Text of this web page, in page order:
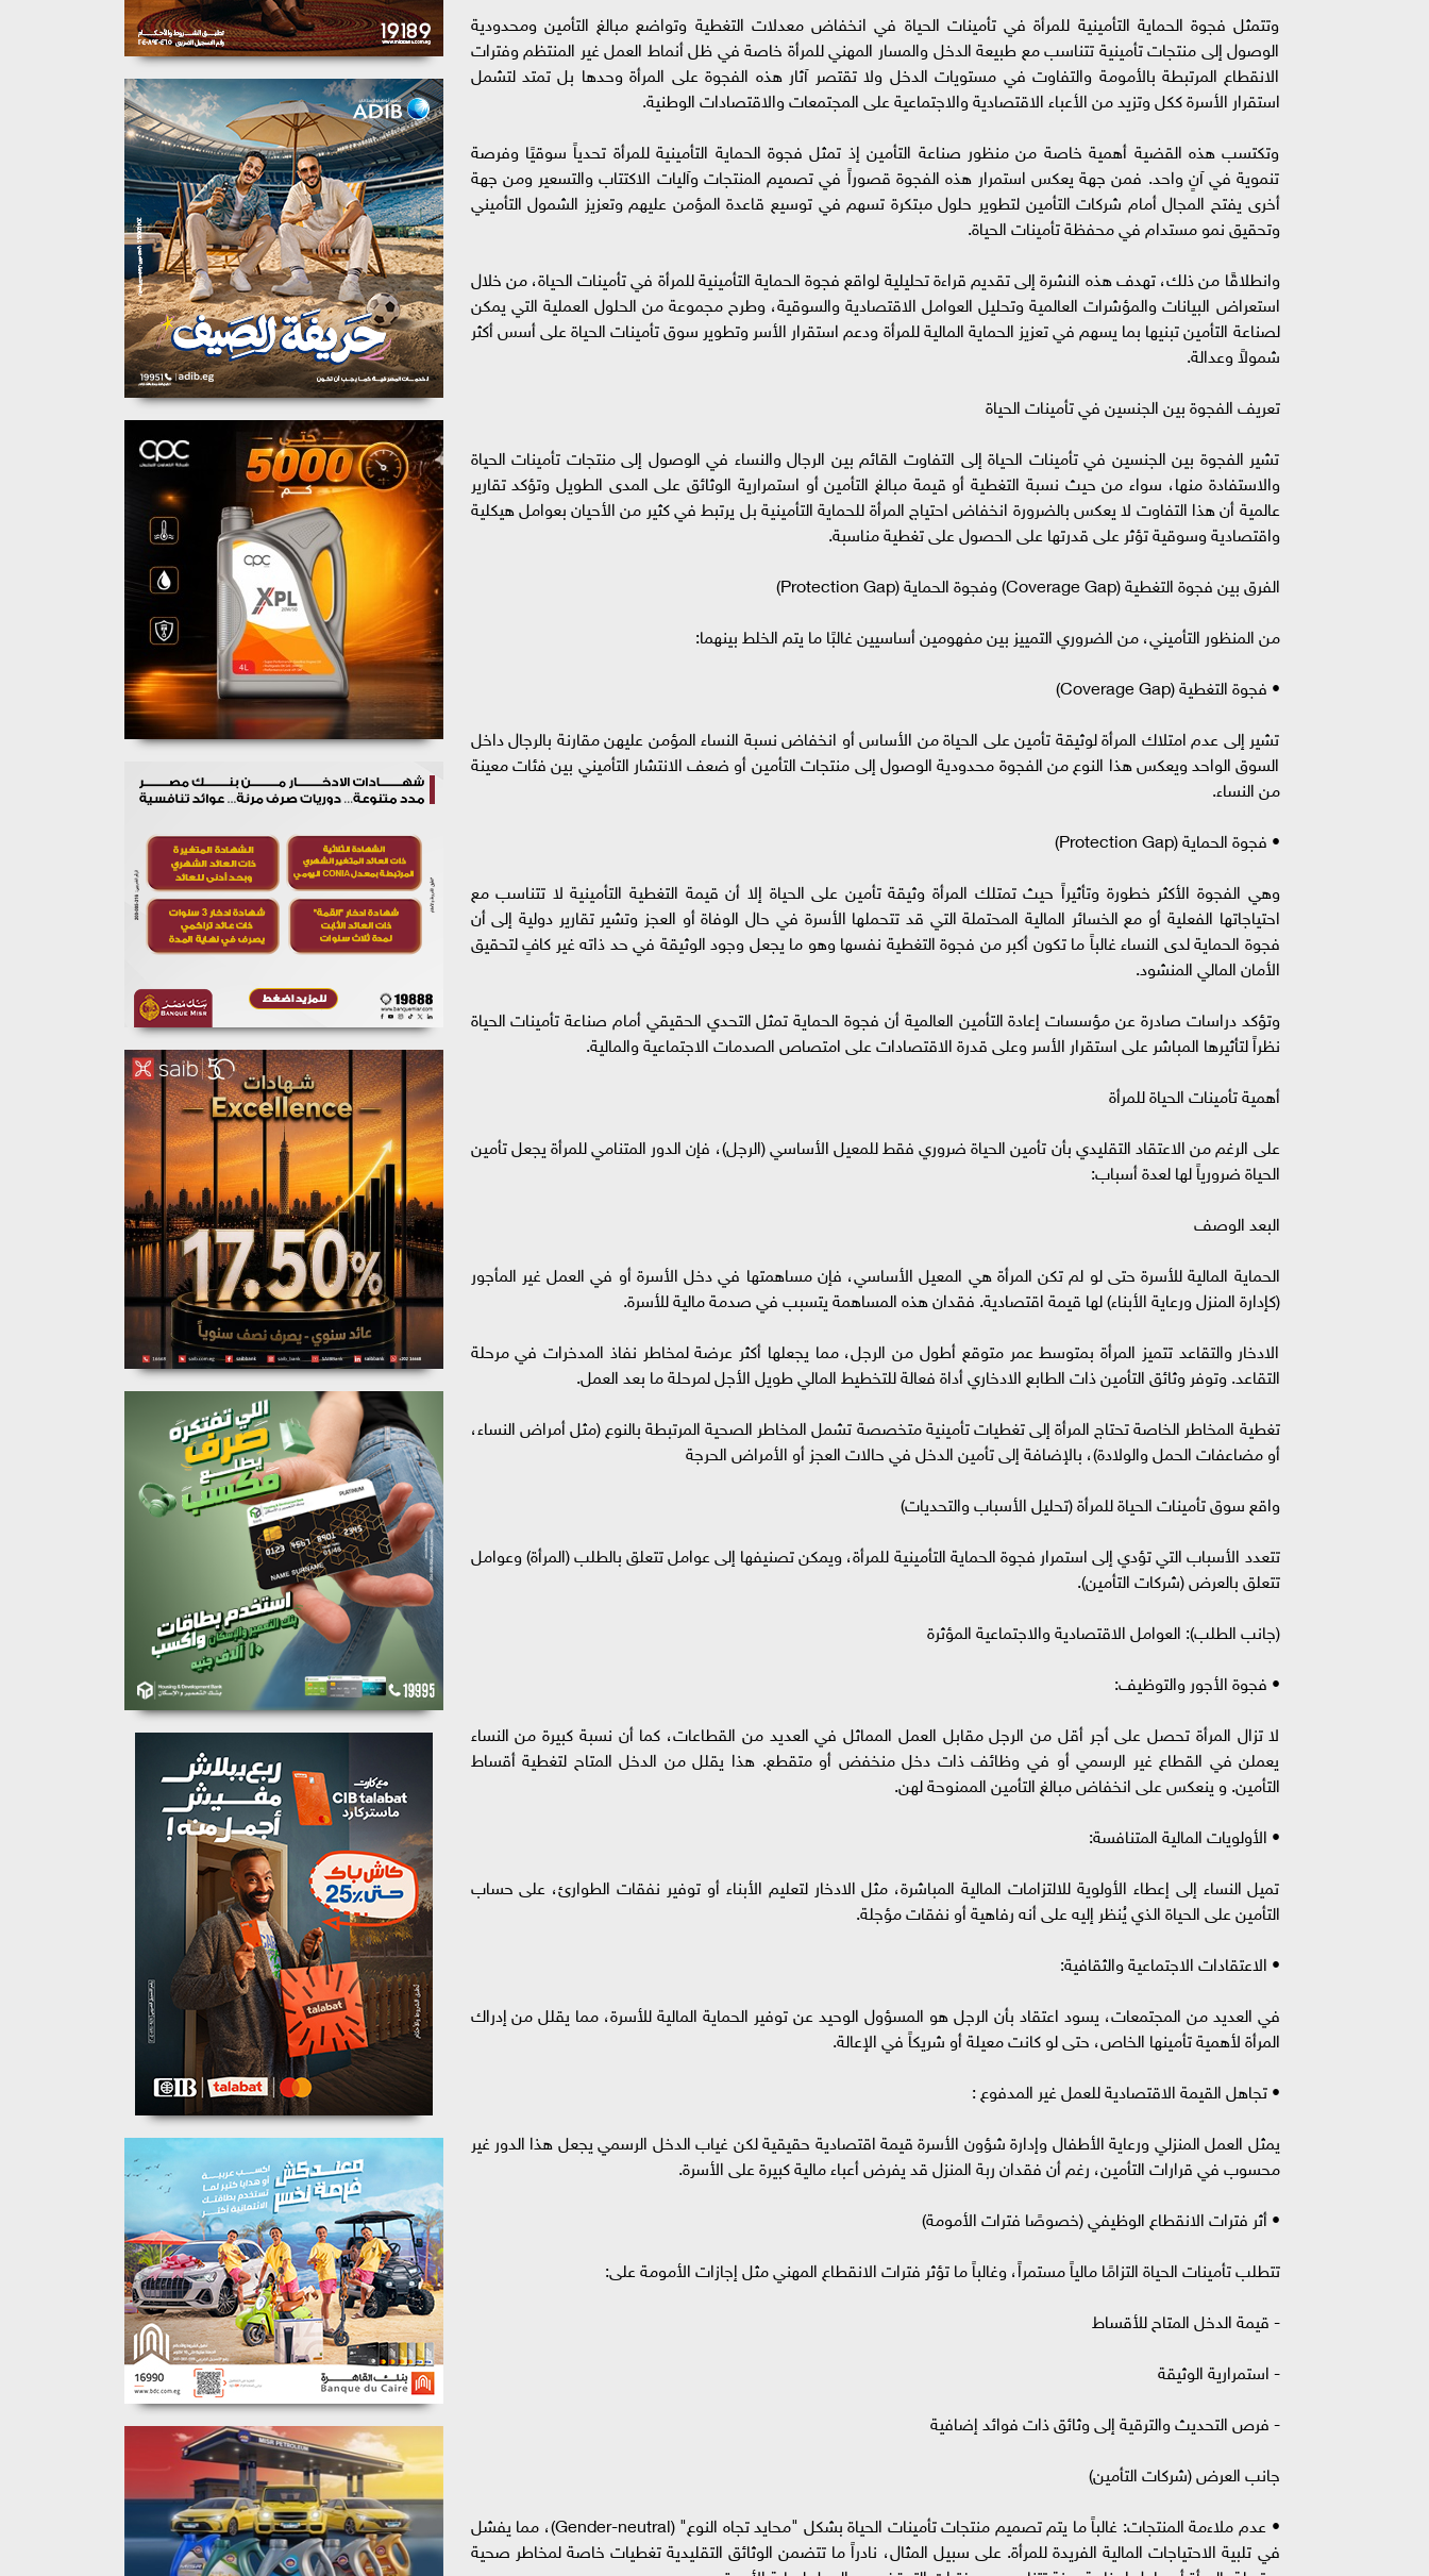
وتتمثل فجوة الحماية التأمينية للمرأة في تأمينات الحياة في انخفاض معدلات التغطية وتواضع مبالغ التأمين ومحدودية
الوصول إلى منتجات تأمينية تتناسب مع طبيعة الدخل والمسار المهني للمرأة خاصة في ظل أنماط العمل غير المنتظم وفترات
الانقطاع المرتبطة بالأمومة والتفاوت في مستويات الدخل ولا تقتصر آثار هذه الفجوة على المرأة وحدها بل تمتد لتشمل
استقرار الأسرة ككل وتزيد من الأعباء الاقتصادية والاجتماعية على المجتمعات والاقتصادات الوطنية.
وتكتسب هذه القضية أهمية خاصة من منظور صناعة التأمين إذ تمثل فجوة الحماية التأمينية للمرأة تحدياً سوقيًا وفرصة
تنموية في آنٍ واحد. فمن جهة يعكس استمرار هذه الفجوة قصوراً في تصميم المنتجات وآليات الاكتتاب والتسعير ومن جهة
أخرى يفتح المجال أمام شركات التأمين لتطوير حلول مبتكرة تسهم في توسيع قاعدة المؤمن عليهم وتعزيز الشمول التأميني
وتحقيق نمو مستدام في محفظة تأمينات الحياة.
وانطلاقًا من ذلك، تهدف هذه النشرة إلى تقديم قراءة تحليلية لواقع فجوة الحماية التأمينية للمرأة في تأمينات الحياة، من خلال
استعراض البيانات والمؤشرات العالمية وتحليل العوامل الاقتصادية والسوقية، وطرح مجموعة من الحلول العملية التي يمكن
لصناعة التأمين تبنيها بما يسهم في تعزيز الحماية المالية للمرأة ودعم استقرار الأسر وتطوير سوق تأمينات الحياة على أسس أكثر
شمولاً وعدالة.
تعريف الفجوة بين الجنسين في تأمينات الحياة
تشير الفجوة بين الجنسين في تأمينات الحياة إلى التفاوت القائم بين الرجال والنساء في الوصول إلى منتجات تأمينات الحياة
والاستفادة منها، سواء من حيث نسبة التغطية أو قيمة مبالغ التأمين أو استمرارية الوثائق على المدى الطويل وتؤكد تقارير
عالمية أن هذا التفاوت لا يعكس بالضرورة انخفاض احتياج المرأة للحماية التأمينية بل يرتبط في كثير من الأحيان بعوامل هيكلية
واقتصادية وسوقية تؤثر على قدرتها على الحصول على تغطية مناسبة.
الفرق بين فجوة التغطية (Coverage Gap) وفجوة الحماية (Protection Gap)
من المنظور التأميني، من الضروري التمييز بين مفهومين أساسيين غالبًا ما يتم الخلط بينهما:
• فجوة التغطية (Coverage Gap)
تشير إلى عدم امتلاك المرأة لوثيقة تأمين على الحياة من الأساس أو انخفاض نسبة النساء المؤمن عليهن مقارنة بالرجال داخل
السوق الواحد ويعكس هذا النوع من الفجوة محدودية الوصول إلى منتجات التأمين أو ضعف الانتشار التأميني بين فئات معينة
من النساء.
• فجوة الحماية (Protection Gap)
وهي الفجوة الأكثر خطورة وتأثيراً حيث تمتلك المرأة وثيقة تأمين على الحياة إلا أن قيمة التغطية التأمينية لا تتناسب مع
احتياجاتها الفعلية أو مع الخسائر المالية المحتملة التي قد تتحملها الأسرة في حال الوفاة أو العجز وتشير تقارير دولية إلى أن
فجوة الحماية لدى النساء غالباً ما تكون أكبر من فجوة التغطية نفسها وهو ما يجعل وجود الوثيقة في حد ذاته غير كافٍ لتحقيق
الأمان المالي المنشود.
وتؤكد دراسات صادرة عن مؤسسات إعادة التأمين العالمية أن فجوة الحماية تمثل التحدي الحقيقي أمام صناعة تأمينات الحياة
نظراً لتأثيرها المباشر على استقرار الأسر وعلى قدرة الاقتصادات على امتصاص الصدمات الاجتماعية والمالية.
أهمية تأمينات الحياة للمرأة
على الرغم من الاعتقاد التقليدي بأن تأمين الحياة ضروري فقط للمعيل الأساسي (الرجل)، فإن الدور المتنامي للمرأة يجعل تأمين
الحياة ضرورياً لها لعدة أسباب:
البعد الوصف
الحماية المالية للأسرة حتى لو لم تكن المرأة هي المعيل الأساسي، فإن مساهمتها في دخل الأسرة أو في العمل غير المأجور
(كإدارة المنزل ورعاية الأبناء) لها قيمة اقتصادية. فقدان هذه المساهمة يتسبب في صدمة مالية للأسرة.
الادخار والتقاعد تتميز المرأة بمتوسط عمر متوقع أطول من الرجل، مما يجعلها أكثر عرضة لمخاطر نفاذ المدخرات في مرحلة
التقاعد. وتوفر وثائق التأمين ذات الطابع الادخاري أداة فعالة للتخطيط المالي طويل الأجل لمرحلة ما بعد العمل.
تغطية المخاطر الخاصة تحتاج المرأة إلى تغطيات تأمينية متخصصة تشمل المخاطر الصحية المرتبطة بالنوع (مثل أمراض النساء،
أو مضاعفات الحمل والولادة)، بالإضافة إلى تأمين الدخل في حالات العجز أو الأمراض الحرجة
واقع سوق تأمينات الحياة للمرأة (تحليل الأسباب والتحديات)
تتعدد الأسباب التي تؤدي إلى استمرار فجوة الحماية التأمينية للمرأة، ويمكن تصنيفها إلى عوامل تتعلق بالطلب (المرأة) وعوامل
تتعلق بالعرض (شركات التأمين).
(جانب الطلب): العوامل الاقتصادية والاجتماعية المؤثرة
• فجوة الأجور والتوظيف:
لا تزال المرأة تحصل على أجر أقل من الرجل مقابل العمل المماثل في العديد من القطاعات، كما أن نسبة كبيرة من النساء
يعملن في القطاع غير الرسمي أو في وظائف ذات دخل منخفض أو متقطع. هذا يقلل من الدخل المتاح لتغطية أقساط
التأمين. و ينعكس على انخفاض مبالغ التأمين الممنوحة لهن.
• الأولويات المالية المتنافسة:
تميل النساء إلى إعطاء الأولوية للالتزامات المالية المباشرة، مثل الادخار لتعليم الأبناء أو توفير نفقات الطوارئ، على حساب
التأمين على الحياة الذي يُنظر إليه على أنه رفاهية أو نفقات مؤجلة.
• الاعتقادات الاجتماعية والثقافية:
في العديد من المجتمعات، يسود اعتقاد بأن الرجل هو المسؤول الوحيد عن توفير الحماية المالية للأسرة، مما يقلل من إدراك
المرأة لأهمية تأمينها الخاص، حتى لو كانت معيلة أو شريكاً في الإعالة.
• تجاهل القيمة الاقتصادية للعمل غير المدفوع :
يمثل العمل المنزلي ورعاية الأطفال وإدارة شؤون الأسرة قيمة اقتصادية حقيقية لكن غياب الدخل الرسمي يجعل هذا الدور غير
محسوب في قرارات التأمين، رغم أن فقدان ربة المنزل قد يفرض أعباء مالية كبيرة على الأسرة.
• أثر فترات الانقطاع الوظيفي (خصوصًا فترات الأمومة)
تتطلب تأمينات الحياة التزامًا مالياً مستمراً، وغالباً ما تؤثر فترات الانقطاع المهني مثل إجازات الأمومة على:
- قيمة الدخل المتاح للأقساط
- استمرارية الوثيقة
- فرص التحديث والترقية إلى وثائق ذات فوائد إضافية
جانب العرض (شركات التأمين)
• عدم ملاءمة المنتجات: غالباً ما يتم تصميم منتجات تأمينات الحياة بشكل "محايد تجاه النوع" (Gender-neutral)، مما يفشل
في تلبية الاحتياجات المالية الفريدة للمرأة. على سبيل المثال، نادراً ما تتضمن الوثائق التقليدية تغطيات خاصة لمخاطر صحية